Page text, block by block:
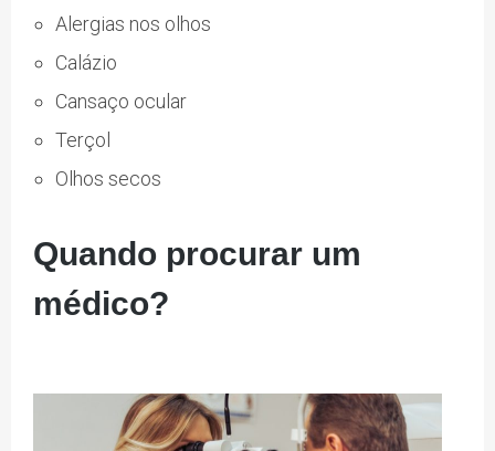
Alergias nos olhos
Calázio
Cansaço ocular
Terçol
Olhos secos
Quando procurar um
médico?